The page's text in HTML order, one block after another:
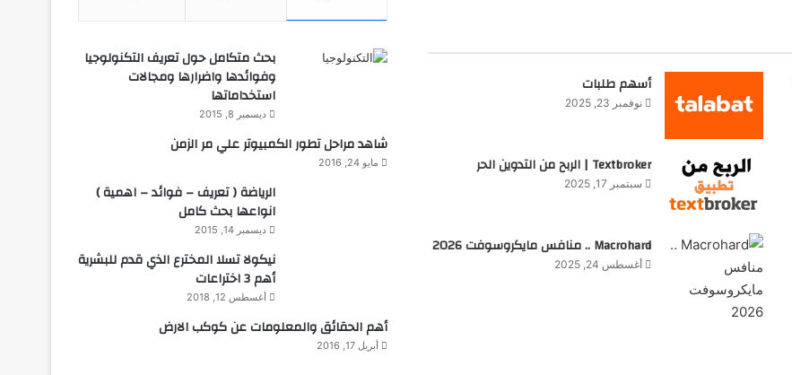
أسهم طلبات
نوفمبر 23, 2025
Textbroker | الربح من التدوين الحر
سبتمبر 17, 2025
Macrohard .. منافس مايكروسوفت 2026
أغسطس 24, 2025
بحث متكامل حول تعريف التكنولوجيا
وفوائدها واضرارها ومجالات
استخداماتها
ديسمبر 8, 2015
شاهد مراحل تطور الكمبيوتر علي مر الزمن
مايو 24, 2016
الرياضة ( تعريف – فوائد – اهمية )
انواعها بحث كامل
ديسمبر 14, 2015
نيكولا تسلا المخترع الذي قدم للبشرية
أهم 3 اختراعات
أغسطس 12, 2018
أهم الحقائق والمعلومات عن كوكب الارض
أبريل 17, 2016